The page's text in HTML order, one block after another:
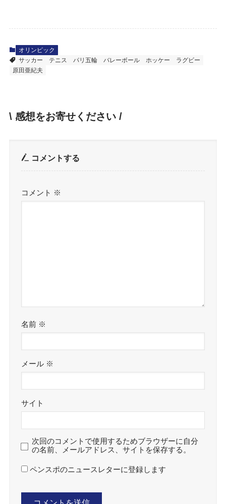
オリンピック
サッカー
テニス パリ五輪 バレーボール ホッケー
ラグビー
原田亜紀夫
\ 感想をお寄せください /
コメントする
コメント ※
名前 ※
メール ※
サイト
次回のコメントで使用するためブラウザーに自分
の名前、メールアドレス、サイトを保存する。
ペンスポのニュースレターに登録します